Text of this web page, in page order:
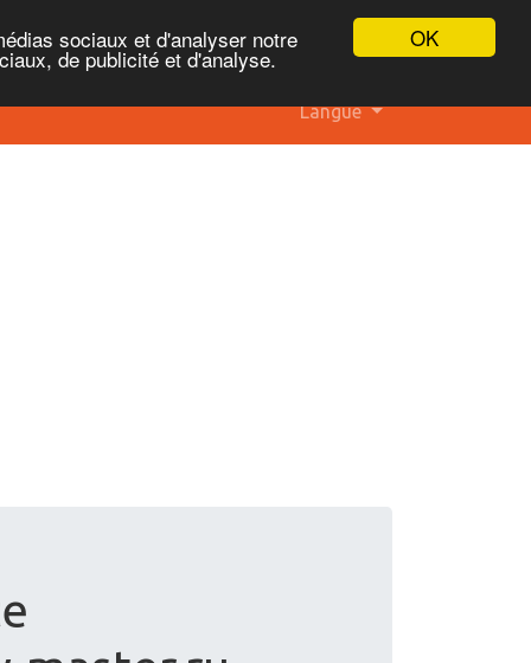
OK
sociaux et d'analyser notre
de publicité et d'analyse.
Langue